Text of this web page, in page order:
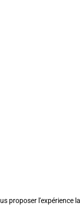
proposer l'expérience